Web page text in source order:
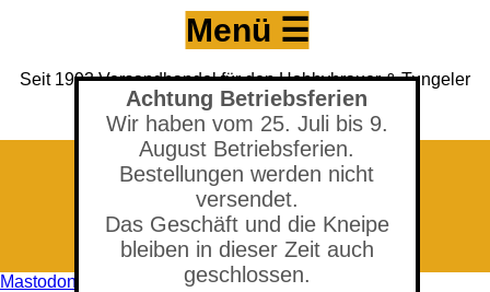
Achtung Betriebsferien
Wir haben vom 25. Juli bis 9.
August Betriebsferien.
Bestellungen werden nicht
versendet.
Das Geschäft und die Kneipe
bleiben in dieser Zeit auch
geschlossen.
Seit 1993 Versandhandel für den Hobbybrauer & Tungeler
Brauerei seit 2017
(Neuer) Tungeler Krug seit 1903
Menü ☰
Mastodon